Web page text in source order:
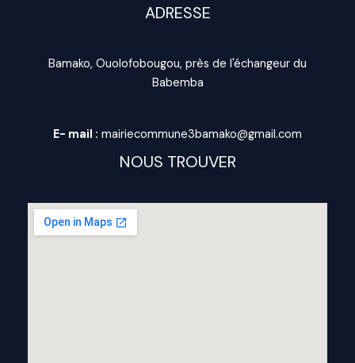
ADRESSE
Bamako, Ouolofobougou, près de l'échangeur du
Babemba
E- mail : mairiecommune3bamako@gmail.com
NOUS TROUVER